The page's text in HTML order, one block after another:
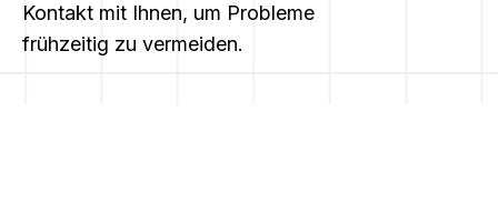
Kontakt mit Ihnen, um Probleme
frühzeitig zu vermeiden.